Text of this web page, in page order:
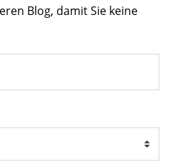
Blog, damit Sie keine